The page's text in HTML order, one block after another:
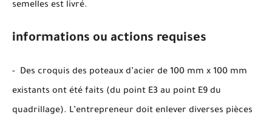
semelles est livré.
informations ou actions requises
- Des croquis des poteaux d’acier de 100 mm x 100 mm
existants ont été faits (du point E3 au point E9 du
quadrillage). L’entrepreneur doit enlever diverses pièces